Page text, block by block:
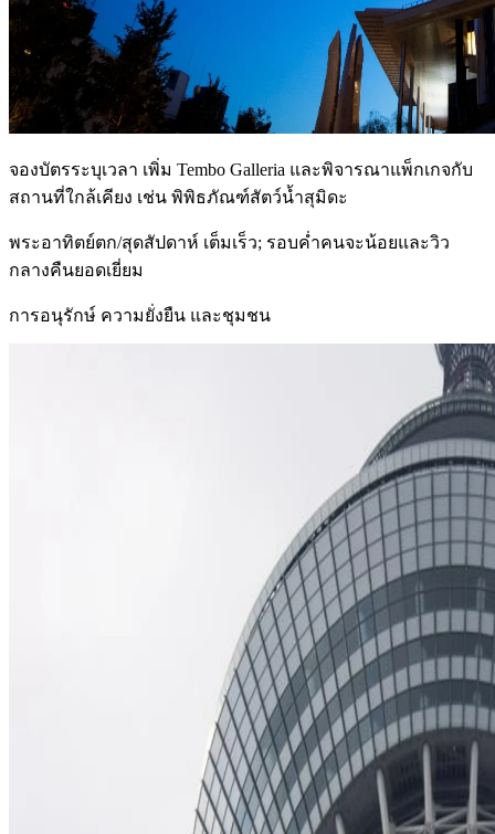
จองบัตรระบุเวลา เพิ่ม Tembo Galleria และพิจารณาแพ็กเกจกับ
สถานที่ใกล้เคียง เช่น พิพิธภัณฑ์สัตว์น้ำสุมิดะ
พระอาทิตย์ตก/สุดสัปดาห์ เต็มเร็ว; รอบค่ำคนจะน้อยและวิว
กลางคืนยอดเยี่ยม
การอนุรักษ์ ความยั่งยืน และชุมชน